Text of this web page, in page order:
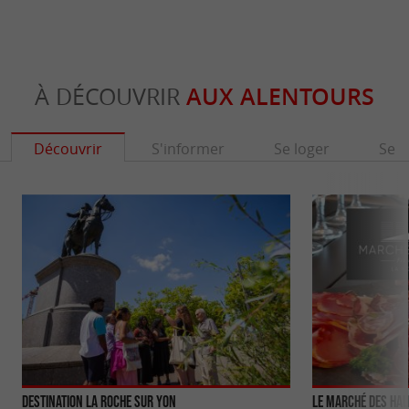
À DÉCOUVRIR AUX ALENTOURS
Découvrir S'informer Se loger Se
Destination la Roche sur Yon Le Marché des